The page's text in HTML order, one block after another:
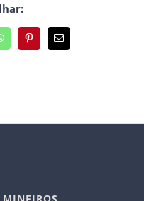
Pinterest
E-
mail